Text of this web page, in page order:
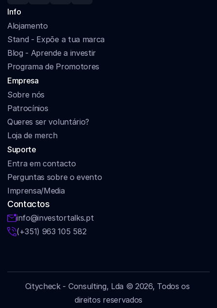
Info
Alojamento
Stand - Expõe a tua marca
Blog - Aprende a investir
Programa de Promotores
Empresa
Sobre nós
Patrocínios
Queres ser voluntário?
Loja de merch
Suporte
Entra em contacto
Perguntas sobre o evento
Imprensa/Media
Contactos
info@investortalks.pt
(+351) 963 105 582
Citycheck - Consulting, Lda © 2026, Todos os
direitos reservados